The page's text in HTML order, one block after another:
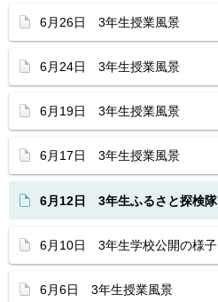
6月26日 3年生授業風景
6月24日 3年生授業風景
6月19日 3年生授業風景
6月17日 3年生授業風景
6月12日 3年生ふるさと探検隊
6月10日 3年生学校公開の様子
6月6日 3年生授業風景